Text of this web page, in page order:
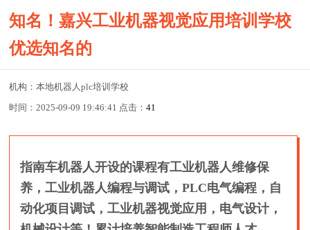
知名！嘉兴工业机器视觉应用培训学校
优选知名的
机构：本地机器人plc培训学校
时间：2025-09-09 19:46:41 点击：41
指南车机器人开设的课程有工业机器人维修保
养，工业机器人编程与调试，PLC电气编程，自
动化项目调试，工业机器视觉应用，电气设计，